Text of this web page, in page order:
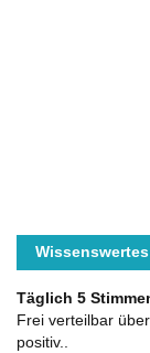
Wissenswertes
Täglich 5
Frei verteilbar
positiv..